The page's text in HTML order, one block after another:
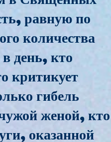
равную по
количества
день, кто
критикует
гибель
женой, кто
оказанной